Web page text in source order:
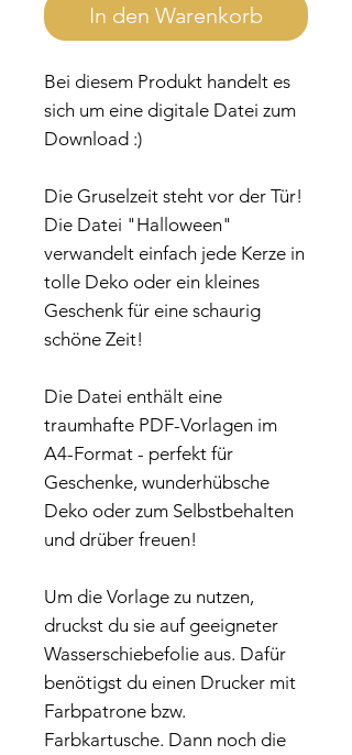
In den Warenkorb
Bei diesem Produkt handelt es
sich um eine digitale Datei zum
Download :)
Die Gruselzeit steht vor der Tür!
Die Datei "Halloween"
verwandelt einfach jede Kerze in
tolle Deko oder ein kleines
Geschenk für eine schaurig
schöne Zeit!
Die Datei enthält eine
traumhafte PDF-Vorlagen im
A4-Format - perfekt für
Geschenke, wunderhübsche
Deko oder zum Selbstbehalten
und drüber freuen!
Um die Vorlage zu nutzen,
druckst du sie auf geeigneter
Wasserschiebefolie aus. Dafür
benötigst du einen Drucker mit
Farbpatrone bzw.
Farbkartusche. Dann noch die